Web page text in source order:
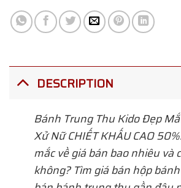
DESCRIPTION
Bánh Trung Thu Kido Đẹp
Xử NữCHIẾT KHẤU CAO
mắc về giá bán bao nhiêu và
không? Tìm giá bán hộp